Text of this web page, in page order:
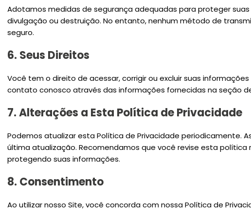
Adotamos medidas de segurança adequadas para proteger
divulgação ou destruição. No entanto, nenhum método de
seguro.
6. Seus Direitos
Você tem o direito de acessar, corrigir ou excluir suas
contato conosco através das informações fornecidas na seção
7. Alterações a Esta Política de Privacidade
Podemos atualizar esta Política de Privacidade periodicamente.
última atualização. Recomendamos que você revise esta
protegendo suas informações.
8. Consentimento
Ao utilizar nosso Site, você concorda com nossa Política de